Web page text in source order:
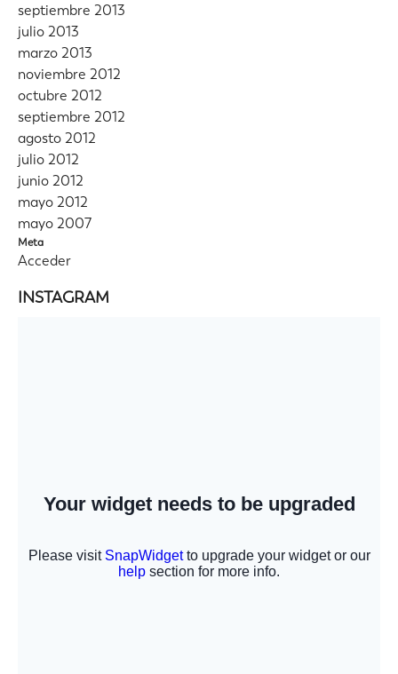
septiembre 2013
julio 2013
marzo 2013
noviembre 2012
octubre 2012
septiembre 2012
agosto 2012
julio 2012
junio 2012
mayo 2012
mayo 2007
Meta
Acceder
INSTAGRAM